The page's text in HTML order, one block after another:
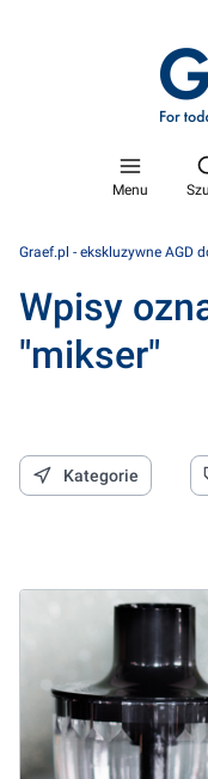
Menu
Graef.pl - ekskluzywne AGD
Wpisy
"mikser"
Kategorie